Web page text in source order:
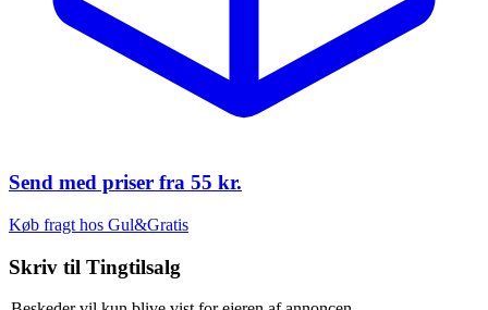
Send med priser fra 55 kr.
Køb fragt hos Gul&Gratis
Skriv til Tingtilsalg